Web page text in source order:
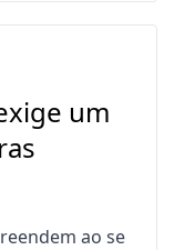
um
ao se